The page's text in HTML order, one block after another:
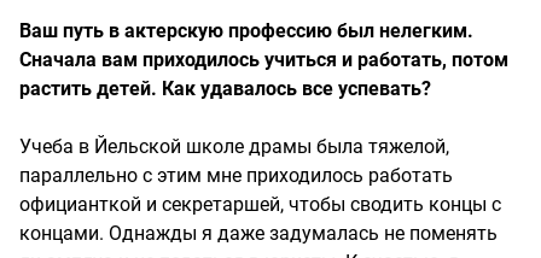
Ваш путь в актерскую профессию был нелегким.
Сначала вам приходилось учиться и работать, потом
растить детей. Как удавалось все успевать?
Учеба в Йельской школе драмы была тяжелой,
параллельно с этим мне приходилось работать
официанткой и секретаршей, чтобы сводить концы с
концами. Однажды я даже задумалась не поменять